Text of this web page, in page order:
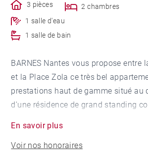
3 pièces
2 chambres
1 salle d'eau
1 salle de bain
BARNES Nantes vous propose entre
et la Place Zola ce très bel
prestations haut de gamme situé au
d'une résidence de grand standing
rangements, d’un séjour spacieux et
donnant sur une terrasse plein sud de
En savoir plus
Voir nos honoraires